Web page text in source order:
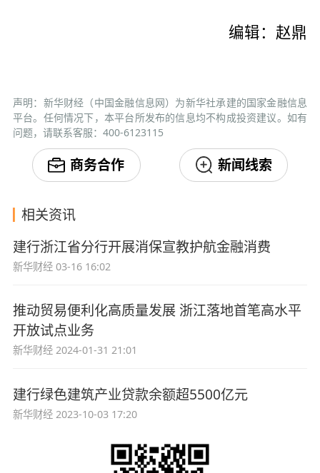
编辑：赵鼎
声明：新华财经（中国金融信息网）为新华社承建的国家金融信息
平台。任何情况下，本平台所发布的信息均不构成投资建议。如有
问题，请联系客服：400-6123115
商务合作 新闻线索
相关资讯
建行浙江省分行开展消保宣教护航金融消费
新华财经 03-16 16:02
推动贸易便利化高质量发展 浙江落地首笔高水平
开放试点业务
新华财经 2024-01-31 21:01
建行绿色建筑产业贷款余额超5500亿元
新华财经 2023-10-03 17:20